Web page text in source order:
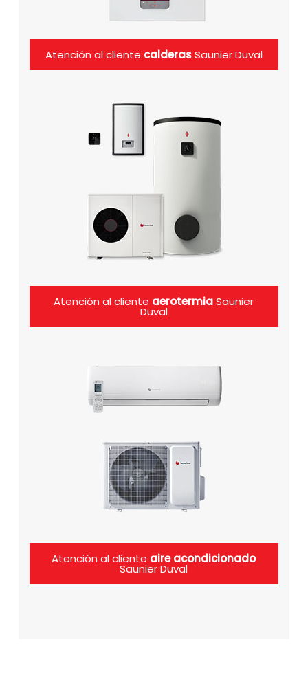
Atención al cliente calderasSaunier Duval
Atención al cliente aerotermiaSaunier
Duval
Atención al cliente aire acondicionado
Saunier Duval